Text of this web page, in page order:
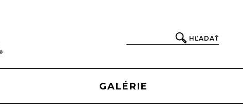
HĽADAŤ
GALÉRIE